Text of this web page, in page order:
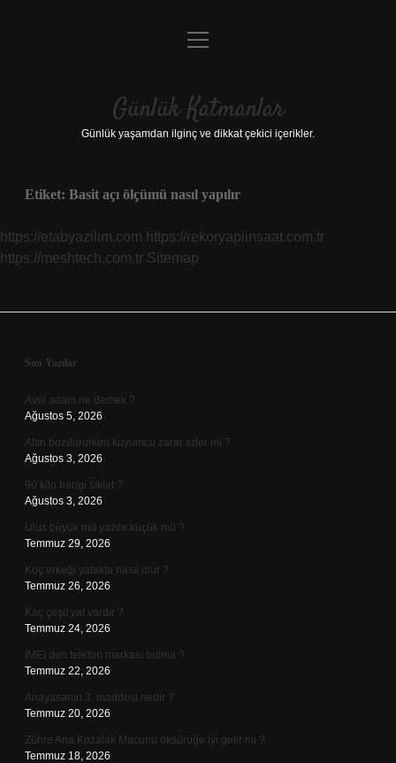
Anasayfa
Yasal Uyarı
menüyü
Günlük Katmanlar
Günlük yaşamdan ilginç ve dikkat çekici içerikler.
Etiket: Basit açı ölçümü nasıl yapılır
https://etabyazilim.com https://rekoryapiinsaat.com.tr
https://meshtech.com.tr Sitemap
Sidebar
Son Yazılar
Avel adam ne demek ?
Ağustos 5, 2026
Altın bozdururken kuyumcu zarar eder mi ?
Ağustos 3, 2026
90 kilo hangi sıklet ?
Ağustos 3, 2026
Ulus büyük mü yazılır küçük mü ?
Temmuz 29, 2026
Koç erkeği yatakta nasıl olur ?
Temmuz 26, 2026
Kaç çeşit yat vardır ?
Temmuz 24, 2026
IMEI den telefon markası bulma ?
Temmuz 22, 2026
Anayasanın 3. maddesi nedir ?
Temmuz 20, 2026
Zühre Ana Kozalak Macunu öksürüğe iyi gelir mi ?
Temmuz 18, 2026